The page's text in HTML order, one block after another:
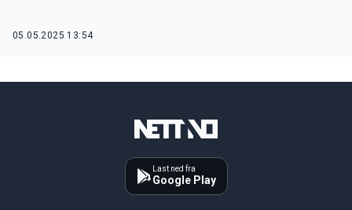
05.05.2025 13:54
Last ned fra
Google Play